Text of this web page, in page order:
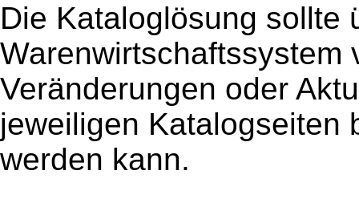
Die Kataloglösung sollte
Warenwirtschaftssystem
Veränderungen oder
jeweiligen Katalogseiten
werden kann.